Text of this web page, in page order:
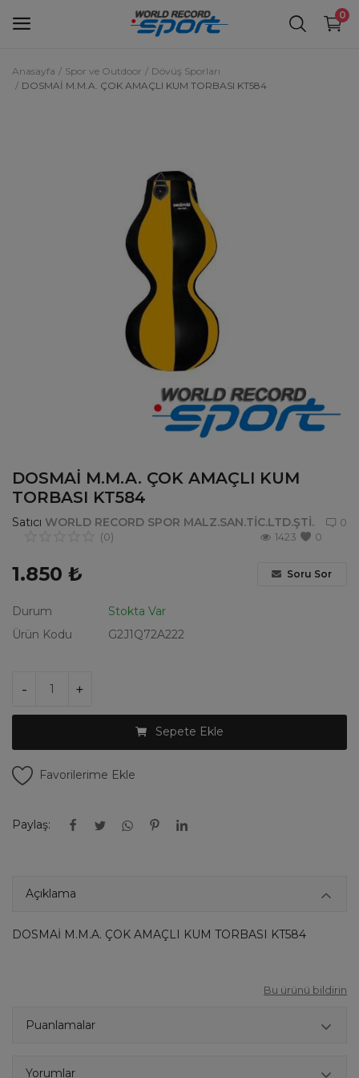
0
TV, Ses ve Görüntü Sistemleri
Cep Telefonu Aksesuar
TRY (₺)
Anasayfa Spor ve Outdoor
Dövüş Sporları
DOSMAİ M.M.A. ÇOK AMAÇLI KUM TORBASI KT584
DOSMAİ M.M.A. ÇOK AMAÇLI KUM
TORBASI KT584
Satıcı WORLD RECORD SPOR MALZ.SAN.TİC.LTD.ŞTİ.
0
(0)
0
1423
1.850 ₺ Soru Sor
Durum
Stokta Var
Ürün Kodu
G2J1Q72A222
- +
Sepete Ekle
Favorilerime Ekle
Paylaş:
Açıklama
DOSMAİ M.M.A. ÇOK AMAÇLI KUM TORBASI KT584
Bu ürünü bildirin
Puanlamalar
Yorumlar